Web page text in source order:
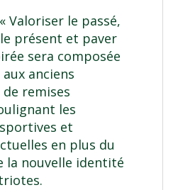
Valoriser le passé,
présent et paver
sera composée
anciens
remises
les
et
en plus du
la nouvelle identité